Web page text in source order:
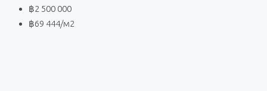
฿2 500 000
฿69 444/м2